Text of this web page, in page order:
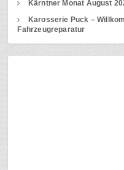
Kärntner Monat August
Karosserie Puck –
Fahrzeugreparatur